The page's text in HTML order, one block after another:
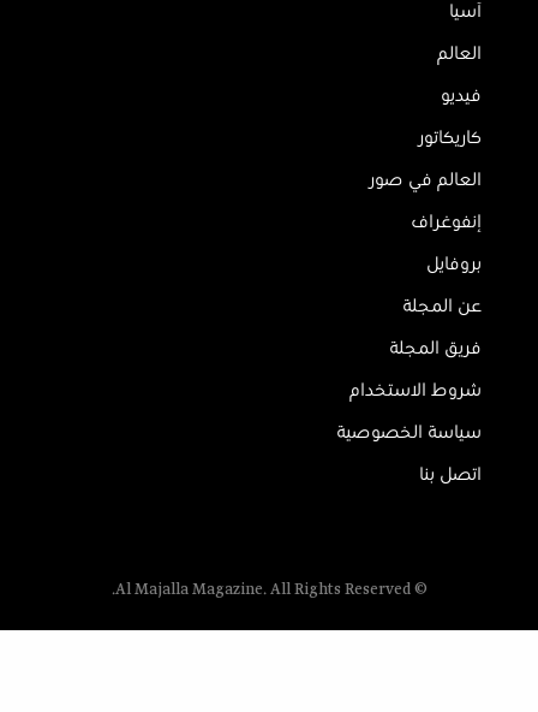
آسيا
العالم
فيديو
كاريكاتور
العالم في صور
إنفوغراف
بروفايل
عن المجلة
فريق المجلة
شروط الاستخدام
سياسة الخصوصية
اتصل بنا
© Al Majalla Magazine. All Rights Reserved.